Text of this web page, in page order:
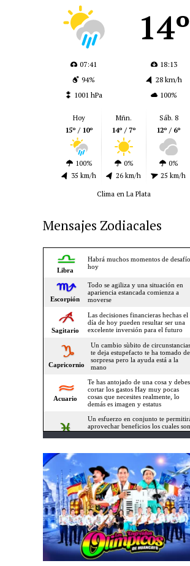
14º
07:41
18:13
94%
28 km/h
1001 hPa
100%
Hoy
15º / 10º
100%
35 km/h
Mñn.
14º / 7º
0%
26 km/h
Sáb. 8
12º / 6º
0%
25 km/h
Clima en La Plata
Mensajes Zodiacales